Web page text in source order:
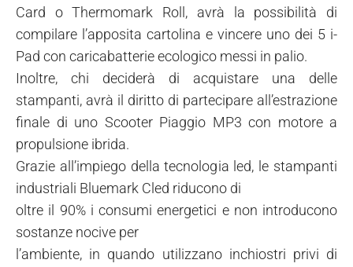
Card o Thermomark Roll, avrà la possibilità di
compilare l’apposita cartolina e vincere uno dei 5 i-
Pad con caricabatterie ecologico messi in palio.
Inoltre, chi deciderà di acquistare una delle
stampanti, avrà il diritto di partecipare all’estrazione
finale di uno Scooter Piaggio MP3 con motore a
propulsione ibrida.
Grazie all’impiego della tecnologia led, le stampanti
industriali Bluemark Cled riducono di
oltre il 90% i consumi energetici e non introducono
sostanze nocive per
l’ambiente, in quando utilizzano inchiostri privi di